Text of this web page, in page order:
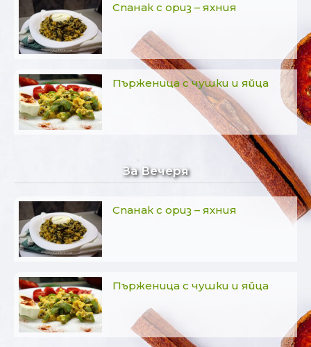
Спанак с ориз – яхния
Пърженица с чушки и яйца
За Вечеря
Спанак с ориз – яхния
Пърженица с чушки и яйца